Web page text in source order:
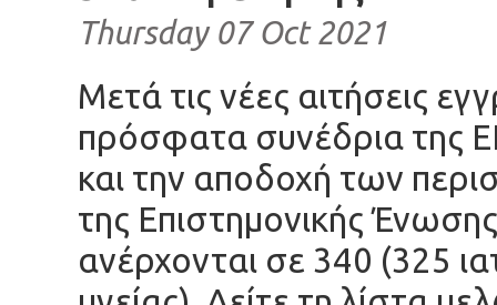
Thursday 07 Oct 2021
Μετά τις νέες αιτήσεις
πρόσφατα συνέδρια της
και την αποδοχή των
της Επιστημονικής
ανέρχονται σε 340 (325